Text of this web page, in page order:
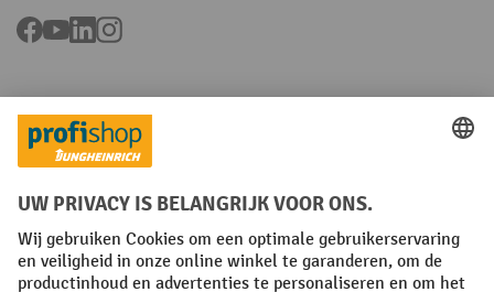
Facebook
YouTubeLinkedInInstagram
Talen
FR NL
Algemene verkoopvoorwaarden Copyright